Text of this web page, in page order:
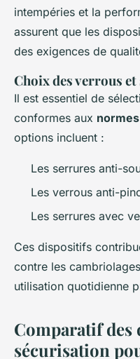
intempéries et la
assurent que les
des exigences de
Choix des verrous
Il est essentiel de
conformes aux
options incluent :
Les serrures anti-
Les verrous anti-
Les serrures avec
Ces dispositifs
contre les
utilisation quotidienne
Comparatif des
sécurisation